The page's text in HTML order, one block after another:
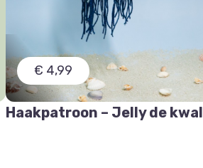
€ 4,99
Haakpatroon – Jelly de kwal